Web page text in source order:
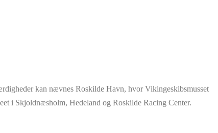
kan nævnes Roskilde Havn, hvor Vikingeskibsmusset
i Skjoldnæsholm, Hedeland og Roskilde Racing Center.